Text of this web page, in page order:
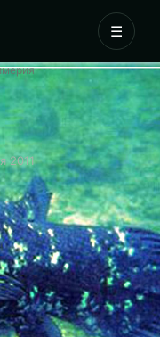
☰
2011